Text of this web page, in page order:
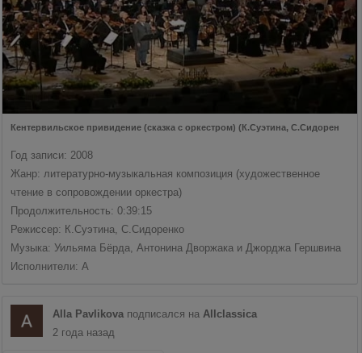
Кентервильское привидение (сказка с оркестром) (К.Суэтина, С.Сидорен
Год записи: 2008
Жанр: литературно-музыкальная композиция (художественное
чтение в сопровождении оркестра)
Продолжительность: 0:39:15
Режиссер: К.Суэтина, С.Сидоренко
Музыка: Уильяма Бёрда, Антонина Дворжака и Джорджа Гершвина
Исполнители: А
Alla Pavlikova подписался на Allclassica
2 года назад